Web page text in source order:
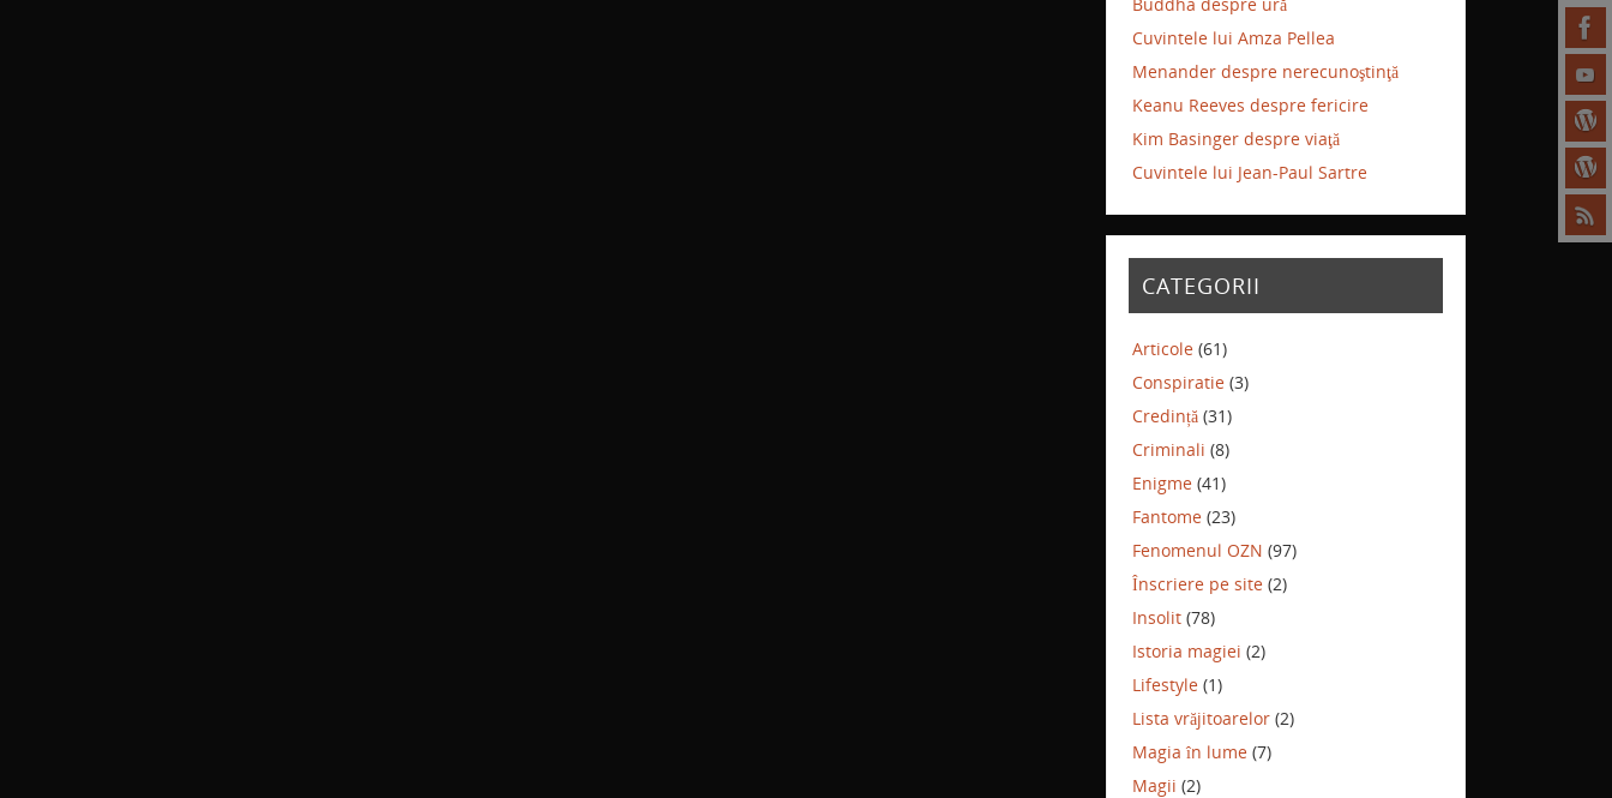
Cuvintele lui Amza Pellea
Menander despre nerecunoştinţă
Keanu Reeves despre fericire
Kim Basinger despre viaţă
Cuvintele lui Jean-Paul Sartre
CATEGORII
Articole (61)
Conspiratie (3)
Credință (31)
Criminali (8)
Enigme (41)
Fantome (23)
Fenomenul OZN (97)
Înscriere pe site (2)
Insolit (78)
Istoria magiei (2)
Lifestyle (1)
Lista vrăjitoarelor (2)
Magia în lume (7)
Magii (2)